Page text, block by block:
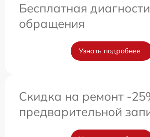
Бесплатная
обращения
Узнать подробнее
Скидка на ремонт -
предварительной